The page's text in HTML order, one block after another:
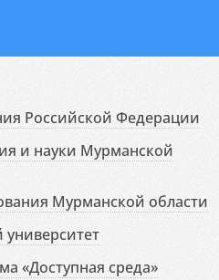
Российской Федерации
и науки Мурманской
Мурманской области
«Доступная среда»